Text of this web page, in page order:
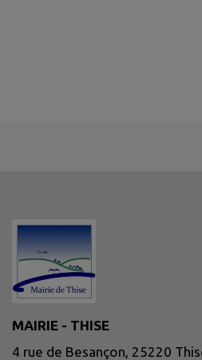
MAIRIE - THISE
4 rue de Besançon, 25220